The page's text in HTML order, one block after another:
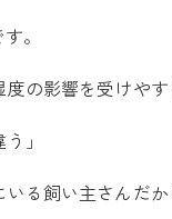
。
の影響を受けや
」
る飼い主さんだか